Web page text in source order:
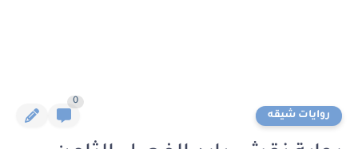
روايات شيقه
0